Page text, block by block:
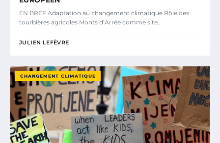
EN BREF Adaptation au changement climatique Rôle des
tourbières agricoles Monts d’Arrée comme site…
JULIEN LEFÈVRE
CHANGEMENT CLIMATIQUE